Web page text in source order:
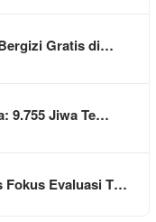
Gratis di…
9.755 Jiwa Te…
Fokus Evaluasi T…